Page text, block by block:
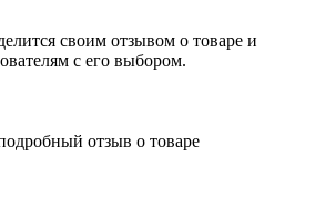
своим отзывом о товаре и
с его выбором.
отзыв о товаре